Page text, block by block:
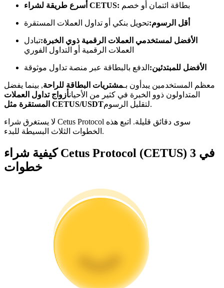
كن متداول نسخ
استمتع بتقاسم الأرباح وعمولات نسخ التداول
معلومة
أسرع طريقة لشراء CETUS: بطاقة ائتمان أو خصم
أقل الرسوم:تحويل بنكي أو تداول العملات المستقرة
الأفضل لمستخدمي العملات الرقمية ذوي الخبرة:تبادل
العملات الرقمية أو التداول الفوري
الأفضل للمبتدئين: الدفع بالبطاقة عبر منصة تداول موثوقة
معظم المستخدمين يبدأون بـمشتريات البطاقة للراحة, بينما يفضل
المتداولون ذوو الخبرة في كثير من الأحيانأزواج تداول العملات
المستقرة مثل CETUS/USDT
لتقليل الرسوم.
لا يستغرق شراء Cetus Protocol سوى دقائق قليلة. اتبع هذه
الخطوات الثلاث البسيطة للبدء.
كيفية شراء Cetus Protocol (CETUS) في 3
خطوات